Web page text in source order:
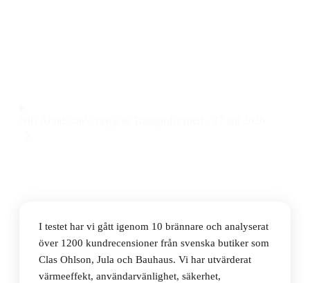
I testet har vi gått igenom 10 brännare och analyserat
över 1200 kundrecensioner från svenska butiker som
Clas Ohlson, Jula och Bauhaus. Vi har utvärderat
värmeeffekt, användarvänlighet, säkerhet,